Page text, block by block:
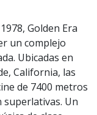
Golden Era
un complejo
Ubicadas en
California, las
de 7400 metros
superlativas. Un